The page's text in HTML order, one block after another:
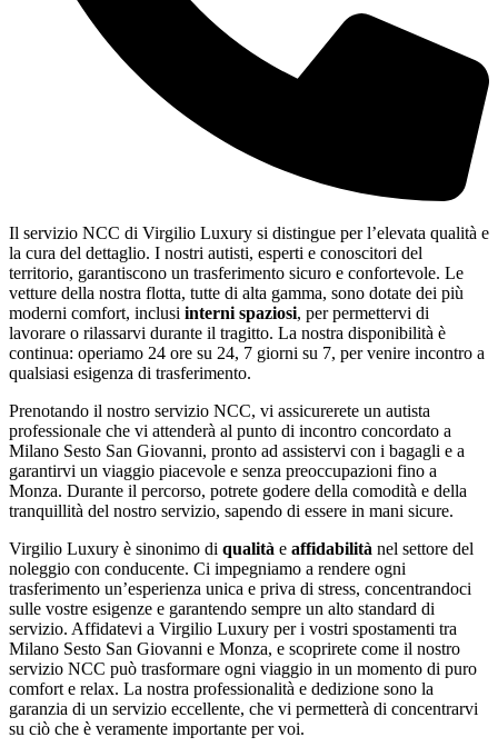
Il servizio NCC di Virgilio Luxury si distingue per l’elevata qualità e
la cura del dettaglio. I nostri autisti, esperti e conoscitori del
territorio, garantiscono un trasferimento sicuro e confortevole. Le
vetture della nostra flotta, tutte di alta gamma, sono dotate dei più
moderni comfort, inclusi interni spaziosi, per permettervi di
lavorare o rilassarvi durante il tragitto. La nostra disponibilità è
continua: operiamo 24 ore su 24, 7 giorni su 7, per venire incontro a
qualsiasi esigenza di trasferimento.
Prenotando il nostro servizio NCC, vi assicurerete un autista
professionale che vi attenderà al punto di incontro concordato a
Milano Sesto San Giovanni, pronto ad assistervi con i bagagli e a
garantirvi un viaggio piacevole e senza preoccupazioni fino a
Monza. Durante il percorso, potrete godere della comodità e della
tranquillità del nostro servizio, sapendo di essere in mani sicure.
Virgilio Luxury è sinonimo di qualità e affidabilità nel settore del
noleggio con conducente. Ci impegniamo a rendere ogni
trasferimento un’esperienza unica e priva di stress, concentrandoci
sulle vostre esigenze e garantendo sempre un alto standard di
servizio. Affidatevi a Virgilio Luxury per i vostri spostamenti tra
Milano Sesto San Giovanni e Monza, e scoprirete come il nostro
servizio NCC può trasformare ogni viaggio in un momento di puro
comfort e relax. La nostra professionalità e dedizione sono la
garanzia di un servizio eccellente, che vi permetterà di concentrarvi
su ciò che è veramente importante per voi.